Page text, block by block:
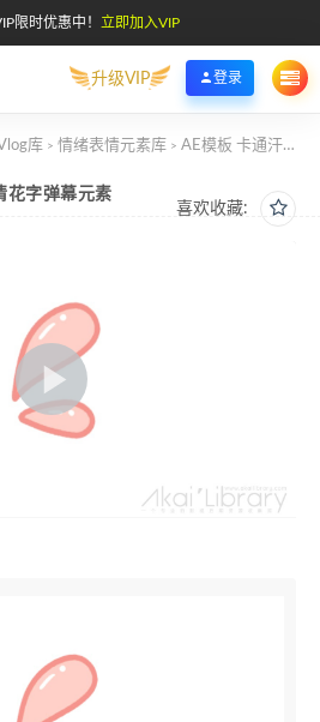
限时优惠中！ 立即加入VIP
升级VIP 登录
库 > 情绪表情元素库 > AE模板 卡通汗水可爱表情花字弹幕元素
喜欢收藏:
花字弹幕元素